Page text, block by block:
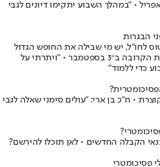
• "במהלך השבוע יתקימו דיונים לגבי
הבגרות
לחו"ל, יש מי שבילה את החופש הגדול
בהכנות לבחינה הפסיכומטרית הקרובה ב־3 בספטמבר • "ויתרתי על
כדי ללמוד"
• ח"כ בן ארי: "עולים סימני שאלה לגבי
הקבלה החדשים • לאן תוכלו להירשם?
פסיכומטרי